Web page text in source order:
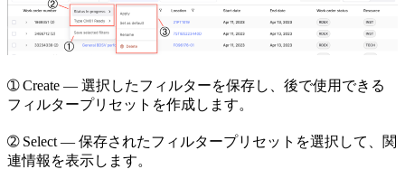
➀Create — 選択したフィルターを保存し、後で使用できる
フィルタープリセットを作成します。
➁ Select — 保存されたフィルタープリセットを選択して、関
連情報を表示します。